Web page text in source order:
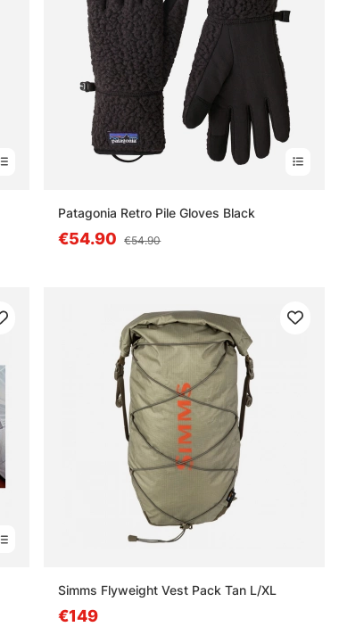
Patagonia Retro Pile Gloves Black
€54.90 €54.90
Simms Flyweight Vest Pack Tan L/XL
€149